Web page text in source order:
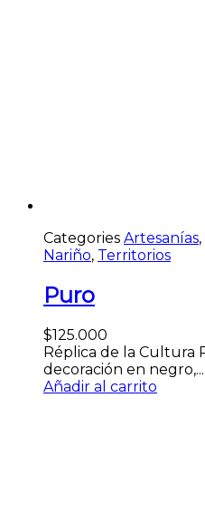
Categories Artesanías,
Nariño, Territorios
Puro
$125.000
Réplica de la Cultura
decoración en negro,...
Añadir al carrito